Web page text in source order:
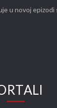
u novoj epizodi